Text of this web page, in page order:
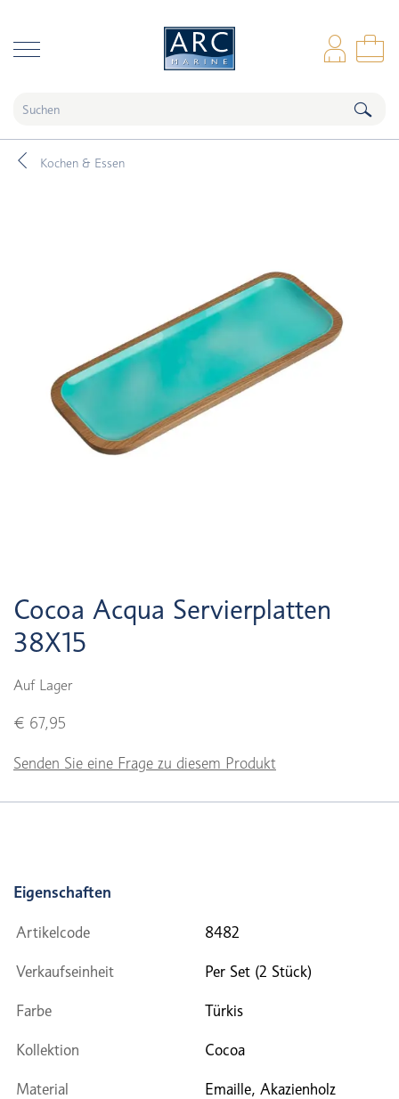
Kochen & Essen
Cocoa Acqua Servierplatten
38X15
Auf Lager
€ 67,95
Senden Sie eine Frage zu diesem Produkt
Eigenschaften
Artikelcode 8482
Verkaufseinheit Per Set (2 Stück)
Farbe Türkis
Kollektion Cocoa
Material Emaille, Akazienholz